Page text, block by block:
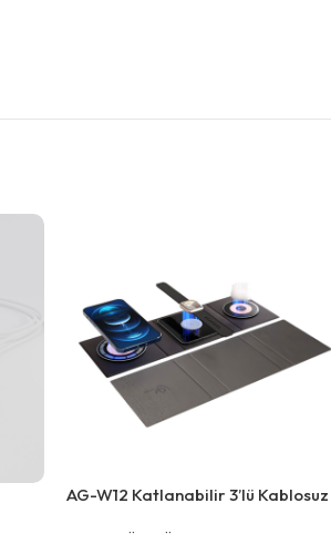
AG-W12 Katlanabilir 3’lü Kablosuz